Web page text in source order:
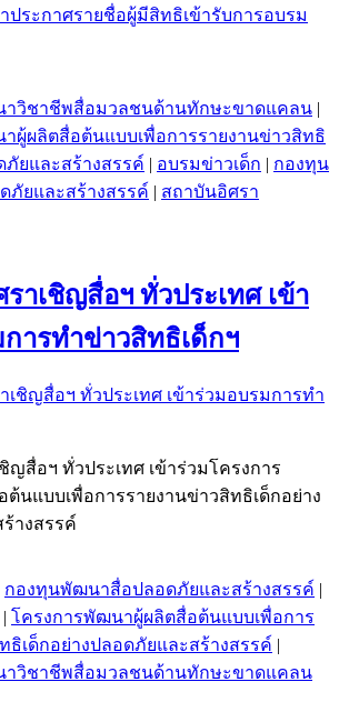
าวิชาชีพสื่อมวลชนด้านทักษะขาดแคลน |
ผู้ผลิตสื่อต้นแบบเพื่อการรายงานข่าวสิทธิ
ภัยและสร้างสรรค์ | อบรมข่าวเด็ก | กองทุน
ยและสร้างสรรค์ | สถาบันอิศรา
าเชิญสื่อฯ ทั่วประเทศ เข้า
ารทำข่าวสิทธิเด็กฯ
ญสื่อฯ ทั่วประเทศ เข้าร่วมโครงการ
นแบบเพื่อการรายงานข่าวสิทธิเด็กอย่าง
างสรรค์
กองทุนพัฒนาสื่อปลอดภัยและสร้างสรรค์ |
| โครงการพัฒนาผู้ผลิตสื่อต้นแบบเพื่อการ
ธิเด็กอย่างปลอดภัยและสร้างสรรค์ |
าวิชาชีพสื่อมวลชนด้านทักษะขาดแคลน